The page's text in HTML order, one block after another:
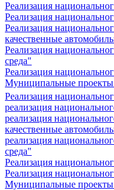
Реализация
Реализация
Реализация
качественные
Реализация
среда"
Реализация
Муниципальные проекты
Реализация
реализация
реализация
качественные
реализация
среда"
Реализация
Реализация
Муниципальные проекты